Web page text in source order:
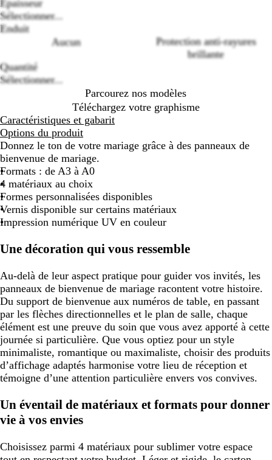
Epaisseur
Sélectionner...
Enduit
Aucun
Protection anti-rayures
brillante
Quantité
Sélectionner...
Parcourez nos modèles
Téléchargez votre graphisme
Caractéristiques et gabarit
Options du produit
Donnez le ton de votre mariage grâce à des panneaux de
bienvenue de mariage.
Formats : de A3 à A0
4 matériaux au choix
Formes personnalisées disponibles
Vernis disponible sur certains matériaux
Impression numérique UV en couleur
Une décoration qui vous ressemble
Au-delà de leur aspect pratique pour guider vos invités, les
panneaux de bienvenue de mariage racontent votre histoire.
Du support de bienvenue aux numéros de table, en passant
par les flèches directionnelles et le plan de salle, chaque
élément est une preuve du soin que vous avez apporté à cette
journée si particulière. Que vous optiez pour un style
minimaliste, romantique ou maximaliste, choisir des produits
d’affichage adaptés harmonise votre lieu de réception et
témoigne d’une attention particulière envers vos convives.
Un éventail de matériaux et formats pour donner
vie à vos envies
Choisissez parmi 4 matériaux pour sublimer votre espace